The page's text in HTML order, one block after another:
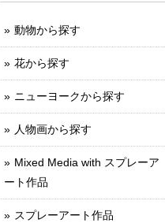
動物から探す
花から探す
ニューヨークから探す
人物画から探す
Mixed Media with スプレーア
ート作品
スプレーアート作品